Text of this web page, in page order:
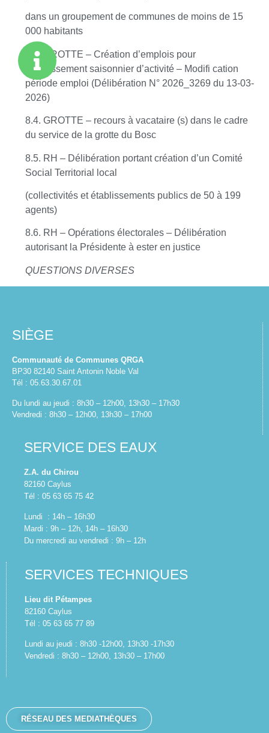
dans un groupement de communes de moins de 15
000 habitants
8.3. GROTTE – Création d’emplois pour
accroissement saisonnier d’activité – Modifi cation
période emploi (Délibération N° 2026_3269 du 13-03-
2026)
8.4. GROTTE – recours à vacataire (s) dans le cadre
du service de la grotte du Bosc
8.5. RH – Délibération portant création d’un Comité
Social Territorial local
(collectivités et établissements publics de 50 à 199
agents)
8.6. RH – Opérations électorales – Délibération
autorisant la Présidente à ester en justice
QUESTIONS DIVERSES
SIÈGE
Communauté de Communes QRGA
BP30 82140 Saint Antonin Noble Val
Tél : 05.63.30.67.01
Du lundi au jeudi : 8h30 – 12h00, 13h30 – 17h30
Vendredi : 8h30 – 12h00, 13h30 – 17h00
SERVICE DES EAUX
Z.A. du Chirou
82160 Caylus
Tél : 05 63 65 75 42
Lundi : 14h – 16h30
Mardi : 9h – 12h, 14h – 16h30
Du mercredi au vendredi : 9h – 12h
SERVICES TECHNIQUES
Lieu dit Pétampes
82160 Caylus
Tél : 05 63 65 77 89
Lundi au jeudi : 8h30 -12h00, 13h30 -17h30
Vendredi : 8h30 – 12h00, 13h30 – 17h00
RÉSEAU DES MEDIATHÈQUES